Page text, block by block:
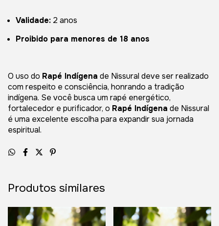
Validade: 2 anos
Proibido para menores de 18 anos
O uso do Rapé Indígena de Nissural deve ser realizado
com respeito e consciência, honrando a tradição
indígena. Se você busca um rapé energético,
fortalecedor e purificador, o Rapé Indígena de Nissural
é uma excelente escolha para expandir sua jornada
espiritual.
Produtos similares